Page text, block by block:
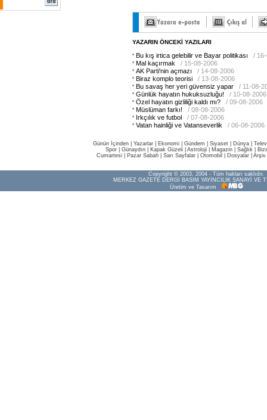
YAZARIN ÖNCEKİ YAZILARI
Bu kış irtica gelebilir ve Bayar politikası
/
Mal kaçırmak
/ 15-08-2006
AK Parti'nin açmazı
/ 14-08-2006
Biraz komplo teorisi
/ 13-08-2006
Bu savaş her yeri güvensiz yapar
/ 11-08-
Günlük hayatın hukuksuzluğu!
/ 10-08-2006
Özel hayatın gizliliği kaldı mı?
/ 09-08-2006
Müslüman farkı!
/ 08-08-2006
Irkçılık ve futbol
/ 07-08-2006
Vatan hainliği ve Vatanseverlik
/ 06-08-2006
Günün İçinden Yazarlar Ekonomi Gündem Siyaset Dünya |
Spor
Günaydın Kapak Güzeli Astroloji Magazin Sağlık
Cumartesi
Pazar Sabah Sarı Sayfalar Otomobil Dosyalar Arşiv
Copyright © 2003, 2004 - Tüm hakları saklıdır.
MERKEZ GAZETE DERGİ BASIM YAYINCILIK SANAYİ VE
Üretim ve Tasarım